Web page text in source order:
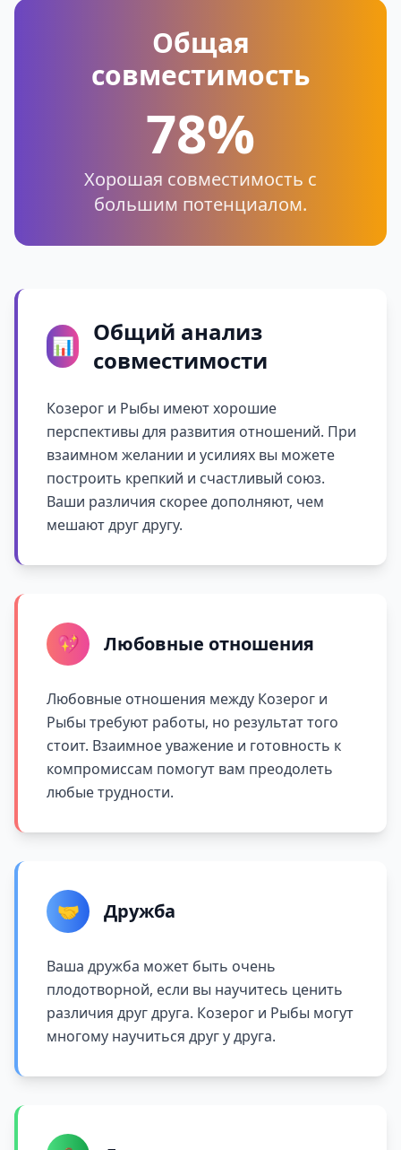
Общая
совместимость
78%
Хорошая совместимость с
большим потенциалом.
📊
Общий анализ
совместимости
Козерог и Рыбы имеют хорошие
перспективы для развития отношений. При
взаимном желании и усилиях вы можете
построить крепкий и счастливый союз.
Ваши различия скорее дополняют, чем
мешают друг другу.
💖 Любовные отношения
Любовные отношения между Козерог и
Рыбы требуют работы, но результат того
стоит. Взаимное уважение и готовность к
компромиссам помогут вам преодолеть
любые трудности.
🤝 Дружба
Ваша дружба может быть очень
плодотворной, если вы научитесь ценить
различия друг друга. Козерог и Рыбы могут
многому научиться друг у друга.